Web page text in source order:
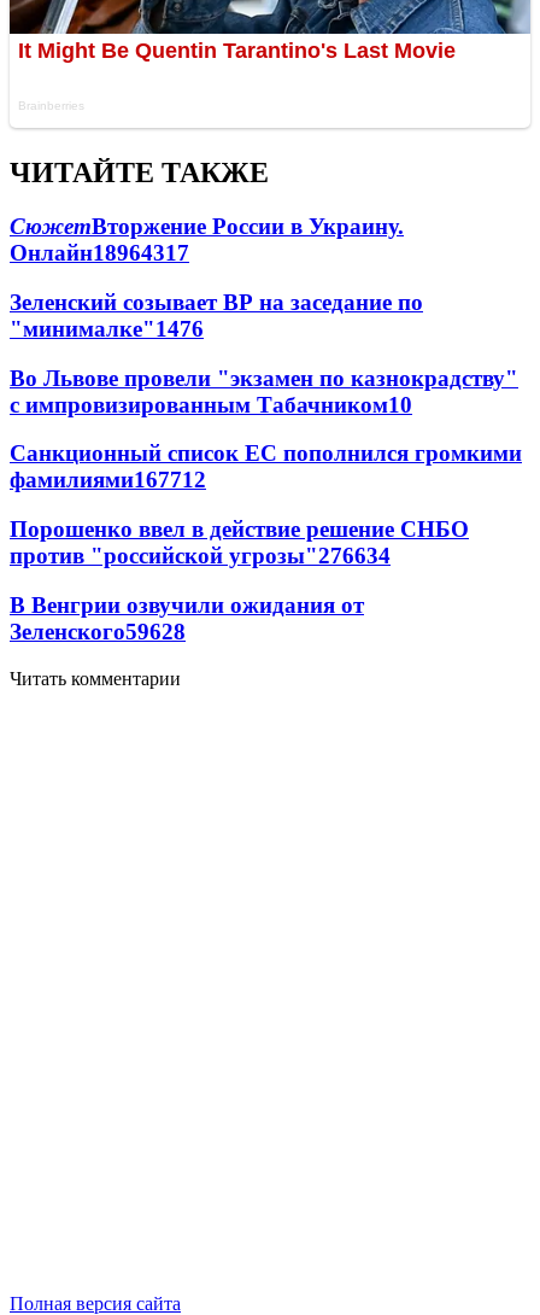
ЧИТАЙТЕ ТАКЖЕ
СюжетВторжение России в Украину.
Онлайн18964317
Зеленский созывает ВР на заседание по
"минималке"1476
Во Львове провели "экзамен по казнокрадству"
с импровизированным Табачником10
Санкционный список ЕС пополнился громкими
фамилиями167712
Порошенко ввел в действие решение СНБО
против "российской угрозы"276634
В Венгрии озвучили ожидания от
Зеленского59628
Читать комментарии
Полная версия сайта